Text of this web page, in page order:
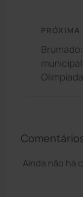
Ainda não há